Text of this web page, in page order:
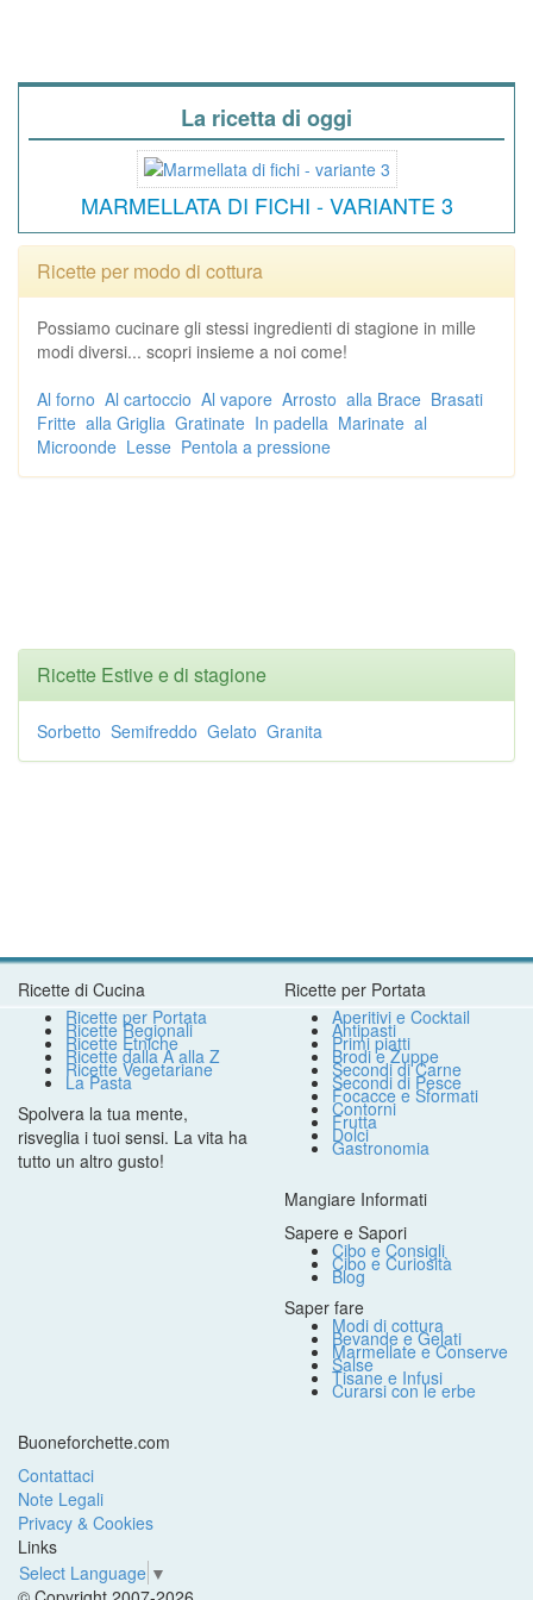
La ricetta di oggi
MARMELLATA DI FICHI - VARIANTE 3
Ricette per modo di cottura
Possiamo cucinare gli stessi ingredienti di stagione in mille
modi diversi... scopri insieme a noi come!
Al forno Al cartoccio Al vapore Arrosto alla Brace Brasati
Fritte alla Griglia Gratinate In padella Marinate al
Microonde Lesse Pentola a pressione
Ricette Estive e di stagione
Sorbetto Semifreddo Gelato Granita
Ricette di Cucina
Ricette per Portata
Ricette Regionali
Ricette Etniche
Ricette dalla A alla Z
Ricette Vegetariane
La Pasta
Spolvera la tua mente,
risveglia i tuoi sensi. La vita ha
tutto un altro gusto!
Ricette per Portata
Aperitivi e Cocktail
Antipasti
Primi piatti
Brodi e Zuppe
Secondi di Carne
Secondi di Pesce
Focacce e Sformati
Contorni
Frutta
Dolci
Gastronomia
Mangiare Informati
Sapere e Sapori
Cibo e Consigli
Cibo e Curiosità
Blog
Saper fare
Modi di cottura
Bevande e Gelati
Marmellate e Conserve
Salse
Tisane e Infusi
Curarsi con le erbe
Buoneforchette.com
Contattaci
Note Legali
Privacy & Cookies
Links
Select Language ▼